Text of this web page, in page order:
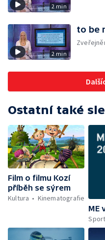
2 min
2 min
to be
Ostatní také
Film o filmu Kozí
příběh se sýrem
Kultura
Kinematografie
ME
Sport